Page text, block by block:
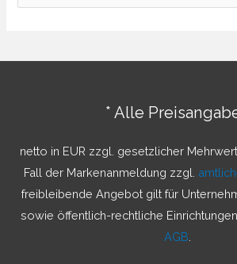
u
h
* Alle
netto in EUR zzgl. gesetzlicher
Fall der Markenanmeldung zzgl.
freibleibende Angebot gilt für
sowie öffentlich-rechtliche
AGB